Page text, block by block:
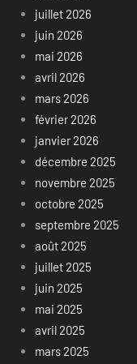
juillet 2026
juin 2026
mai 2026
avril 2026
mars 2026
février 2026
janvier 2026
décembre 2025
novembre 2025
octobre 2025
septembre 2025
août 2025
juillet 2025
juin 2025
mai 2025
avril 2025
mars 2025